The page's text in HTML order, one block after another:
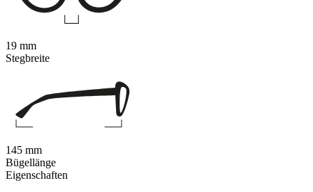
Eigenschaften
19 mm
Stegbreite
145 mm
Bügellänge